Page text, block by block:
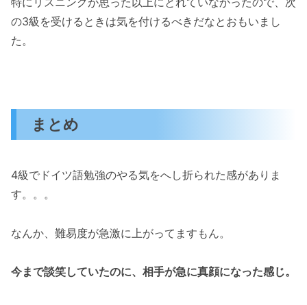
の3級を受けるときは気を付けるべきだなとおもいまし
た。
まとめ
4級でドイツ語勉強のやる気をへし折られた感がありま
す。。。
なんか、難易度が急激に上がってますもん。
今まで談笑していたのに、相手が急に真顔になった感じ。